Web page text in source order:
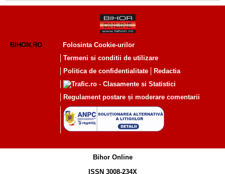
BIHON.RO
Folosinta Cookie-urilor
Termeni si conditii de utilizare
Politica de confidentialitate
Redactia
Regulament postare și moderare comentarii
Bihor Online
ISSN 3008-234X